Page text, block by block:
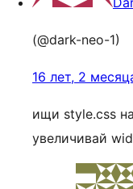
(@dark-neo-1)
16 лет, 2
ищи style.css
увеличивай